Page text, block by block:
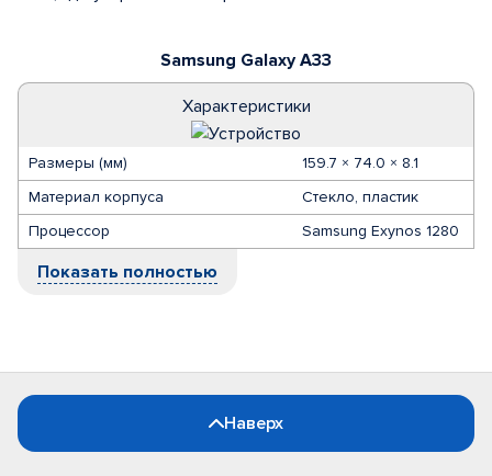
Samsung Galaxy A33
Характеристики
Размеры (мм)
159.7 × 74.0 × 8.1
Материал корпуса
Стекло, пластик
Процессор
Samsung Exynos 1280
Показать полностью
Наверх